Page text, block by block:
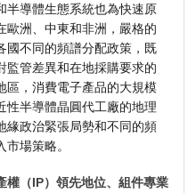
半導體生態系統也為快速原
歐洲、中東和非洲，嚴格的
國不同的頻譜分配政策，既
監管差異和在地採購要求的
區，消費電子產品的大規模
性半導體晶圓代工廠的地理
緣政治緊張局勢和不同的頻
場策略。
權（IP）領先地位、組件專業